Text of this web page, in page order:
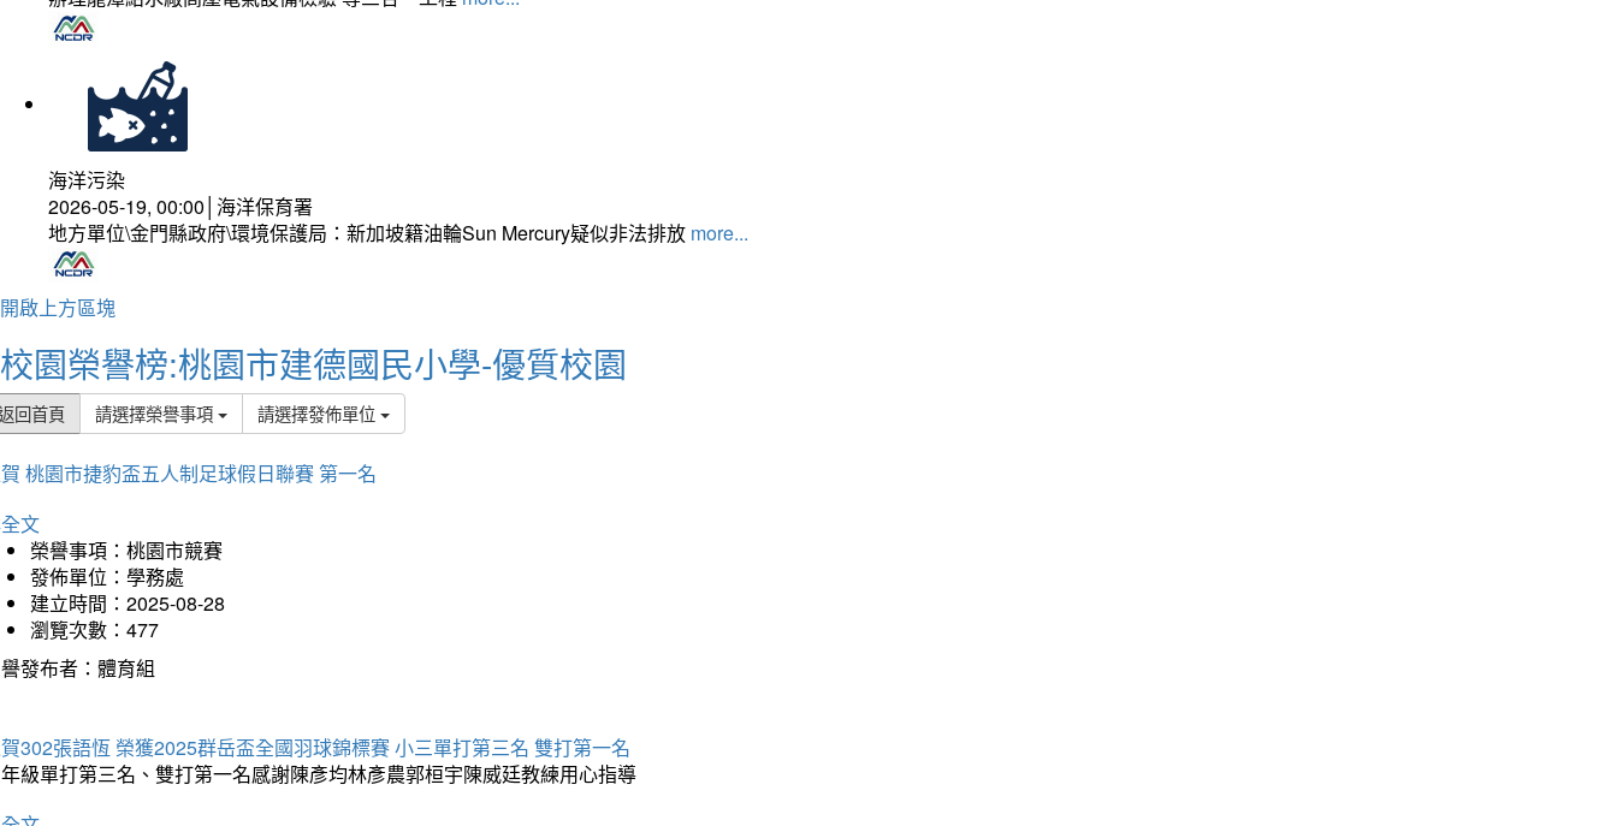
海洋污染
2026-05-19, 00:00│海洋保育署
地方單位\金門縣政府\環境保護局：新加坡籍油輪Sun Mercury疑似非法排放 more...
開啟上方區塊
校園榮譽榜:桃園市建德國民小學-優質校園
回首頁 請選擇榮譽事項 請選擇發佈單位
桃園市捷豹盃五人制足球假日聯賽 第一名
文
榮譽事項：桃園市競賽
發佈單位：學務處
建立時間：2025-08-28
瀏覽次數：477
發布者：體育組
302張語恆 榮獲2025群岳盃全國羽球錦標賽 小三單打第三名 雙打第一名
級單打第三名、雙打第一名感謝陳彥均林彥農郭桓宇陳威廷教練用心指導